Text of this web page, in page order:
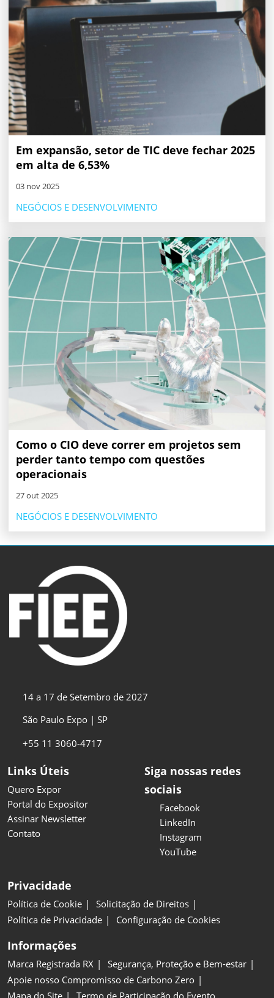
Em expansão, setor de TIC deve fechar 2025
em alta de 6,53%
03 nov 2025
NEGÓCIOS E DESENVOLVIMENTO
Como o CIO deve correr em projetos sem
perder tanto tempo com questões
operacionais
27 out 2025
NEGÓCIOS E DESENVOLVIMENTO
14 a 17 de Setembro de 2027
São Paulo Expo | SP
+55 11 3060-4717
Links Úteis
Quero Expor
Portal do Expositor
Assinar Newsletter
Contato
Siga nossas redes
sociais
Facebook
LinkedIn
Instagram
YouTube
Privacidade
Política de Cookie
Solicitação de Direitos
Política de Privacidade
Configuração de Cookies
Informações
Marca Registrada RX
Segurança, Proteção e Bem-estar
Apoie nosso Compromisso de Carbono Zero